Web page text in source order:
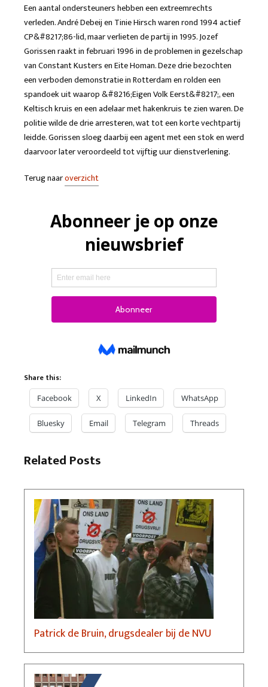
Een aantal ondersteuners hebben een extreemrechts
verleden. André Debeij en Tinie Hirsch waren rond 1994 actief
CP&#8217;86-lid, maar verlieten de partij in 1995. Jozef
Gorissen raakt in februari 1996 in de problemen in gezelschap
van Constant Kusters en Eite Homan. Deze drie bezochten
een verboden demonstratie in Rotterdam en rolden een
spandoek uit waarop &#8216;Eigen Volk Eerst&#8217;, een
Keltisch kruis en een adelaar met hakenkruis te zien waren. De
politie wilde de drie arresteren, wat tot een korte vechtpartij
leidde. Gorissen sloeg daarbij een agent met een stok en werd
daarvoor later veroordeeld tot vijftig uur dienstverlening.
Terug naaroverzicht
Share this:
Facebook X LinkedIn WhatsApp
Bluesky Email Telegram Threads
Related Posts
Patrick de Bruin, drugsdealer bij de NVU